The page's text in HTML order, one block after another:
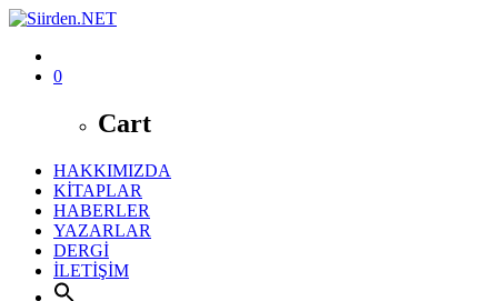
0
Cart
HAKKIMIZDA
KİTAPLAR
HABERLER
YAZARLAR
DERGİ
İLETİŞİM